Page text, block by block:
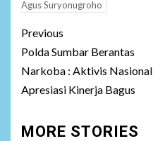
Agus Suryonugroho
Post
navigation
Previous
Polda Sumbar Berantas
Narkoba : Aktivis Nasional
Apresiasi Kinerja Bagus
MORE STORIES